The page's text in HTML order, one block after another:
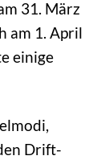
31. März
am 1. April
einige
Drift-